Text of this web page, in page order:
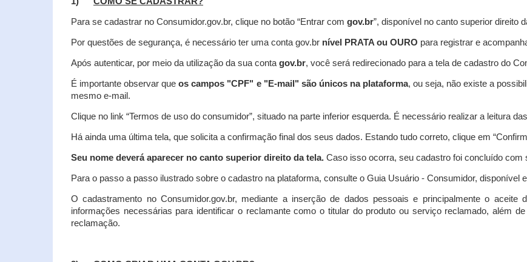
Para se cadastrar no Consumidor.gov.br, clique no botão “Entrar com gov.br”, disponível no canto superior direito
Por questões de segurança, é necessário ter uma conta gov.br nível PRATA ou OURO para registrar e
Após autenticar, por meio da utilização da sua conta gov.br, você será redirecionado para a tela de cadastro do
É importante observar queos campos "CPF" e "E-mail" são únicos na plataforma, ou seja, não existe a
mesmo e-mail.
Clique no link “Termos de uso do consumidor”, situado na parte inferior esquerda. É necessário realizar a leitura
Há ainda uma última tela, que solicita a confirmação final dos seus dados. Estando tudo correto, clique em
Seu nome deverá aparecer no canto superior direito da tela. Caso isso ocorra, seu cadastro foi concluído com
Para o passo a passo ilustrado sobre o cadastro na plataforma, consulte o Guia Usuário - Consumidor, disponível
O cadastramento no Consumidor.gov.br, mediante a inserção de dados pessoais e principalmente o
informações necessárias para identificar o reclamante como o titular do produto ou serviço reclamado, além
reclamação.